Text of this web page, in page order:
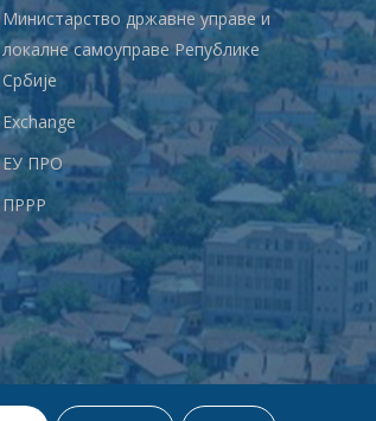
Министарство државне управе и
локалне самоуправе Републике
Србије
Еxchange
ЕУ ПРО
ПРРР